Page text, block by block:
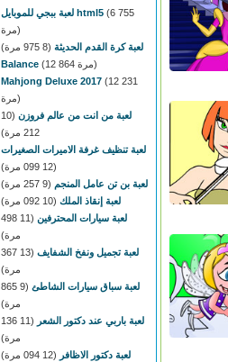
لعبة ببجي للموبايل html5 (6 755
مرة)
لعبة كرة القدم الحديثة (8 975 مرة)
Balance
(12 864 مرة)
Mahjong Deluxe 2017 (12 231
مرة)
لعبة من انت من عالم فروزن (10
212 مرة)
لعبة تنظيف غرفة الاميرات الصغيرات
(12 099 مرة)
لعبة بن تن عامل المنجم (9 257 مرة)
لعبة إنقاذ الملك (10 092 مرة)
لعبة سيارات المحترفين
(11 498
مرة)
لعبة تجميل ونفخ الشفايف
(13 367
مرة)
لعبة سباق سيارات الشاطئ
(9 865
مرة)
لعبة باربي عند دكتور الشعر
(11 136
مرة)
لعبة دكتور الاظافر (12 094 مرة)